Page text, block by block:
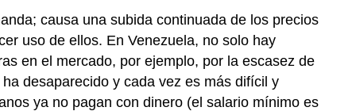
causa una subida continuada de los precios
uso de ellos. En Venezuela, no solo hay
en el mercado, por ejemplo, por la escasez de
desaparecido y cada vez es más difícil y
ya no pagan con dinero (el salario mínimo es